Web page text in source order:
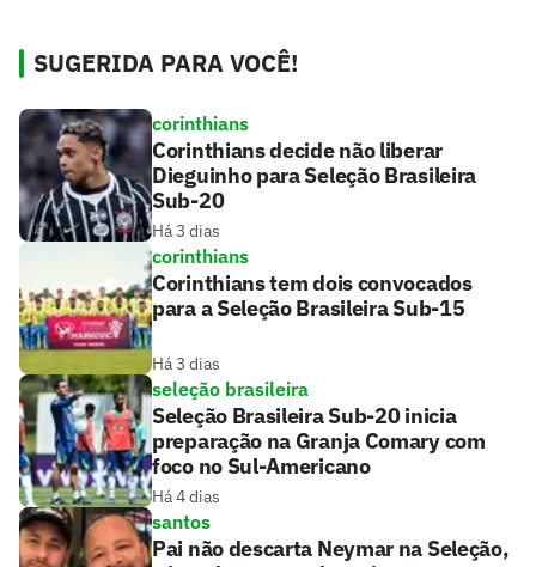
SUGERIDA PARA VOCÊ!
corinthians
Corinthians decide não liberar
Dieguinho para Seleção Brasileira
Sub-20
Há 3 dias
corinthians
Corinthians tem dois convocados
para a Seleção Brasileira Sub-15
Há 3 dias
seleção brasileira
Seleção Brasileira Sub-20 inicia
preparação na Granja Comary com
foco no Sul-Americano
Há 4 dias
santos
Pai não descarta Neymar na Seleção,